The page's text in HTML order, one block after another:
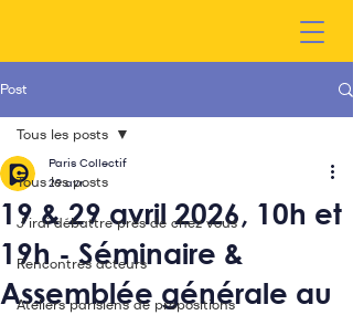
Post
Tous les posts
J'irai débattre près de chez vous
Rencontres acteurs
Ateliers parisiens de propositions
Tous les posts
19 & 29 avril 2026, 10h et
19h - Séminaire &
Assemblée générale au
Paris Collectif
29 avr.